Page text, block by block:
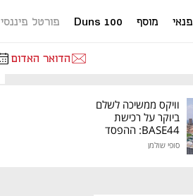
פנאי מוסף Duns 100 פורטל פיננסי
הדואר האדום
וויקס ממשיכה לשלם
ביוקר על רכישת
BASE44: ההפסד
סופי שולמן